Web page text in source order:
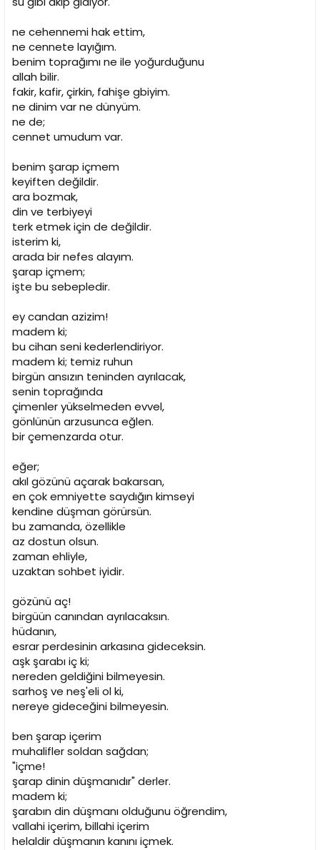
ne cehennemi hak ettim,
ne cennete layığım.
benim toprağımı ne ile yoğurduğunu
allah bilir.
fakir, kafir, çirkin, fahişe gbiyim.
ne dinim var ne dünyüm.
ne de;
cennet umudum var.
benim şarap içmem
keyiften değildir.
ara bozmak,
din ve terbiyeyi
terk etmek için de değildir.
isterim ki,
arada bir nefes alayım.
şarap içmem;
işte bu sebepledir.
ey candan azizim!
madem ki;
bu cihan seni kederlendiriyor.
madem ki; temiz ruhun
birgün ansızın teninden ayrılacak,
senin toprağında
çimenler yükselmeden evvel,
gönlünün arzusunca eğlen.
bir çemenzarda otur.
eğer;
akıl gözünü açarak bakarsan,
en çok emniyette saydığın kimseyi
kendine düşman görürsün.
bu zamanda, özellikle
az dostun olsun.
zaman ehliyle,
uzaktan sohbet iyidir.
gözünü aç!
birgüün canından ayrılacaksın.
hüdanın,
esrar perdesinin arkasına gideceksin.
aşk şarabı iç ki;
nereden geldiğini bilmeyesin.
sarhoş ve neş'eli ol ki,
nereye gideceğini bilmeyesin.
ben şarap içerim
muhalifler soldan sağdan;
"içme!
şarap dinin düşmanıdır" derler.
madem ki;
şarabın din düşmanı olduğunu öğrendim,
vallahi içerim, billahi içerim
helaldir düşmanın kanını içmek.